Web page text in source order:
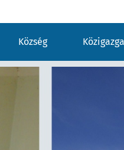
Község